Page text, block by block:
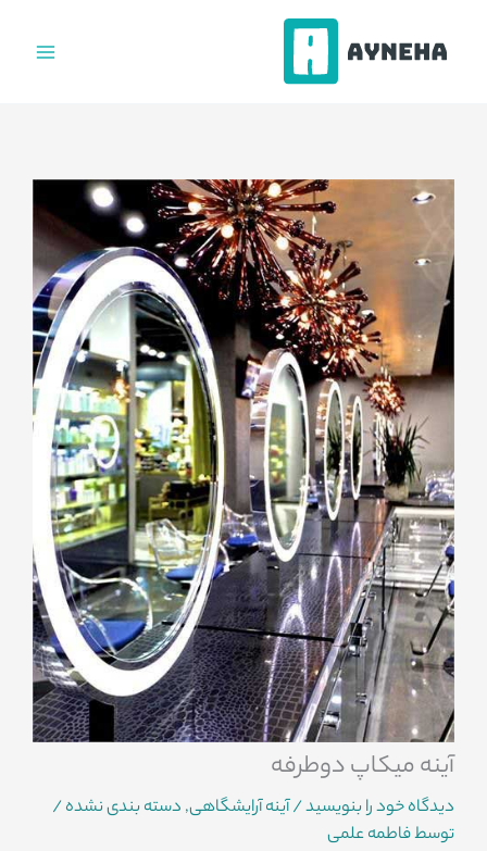
آینه میکاپ دوطرفه
دیدگاه‌ خود را بنویسید/آینه آرایشگاهی,دسته بندی نشده/
توسطفاطمه علمی